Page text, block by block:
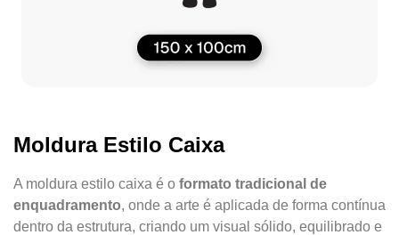
Moldura Estilo Caixa
A moldura estilo caixa é o formato tradicional de
enquadramento, onde a arte é aplicada de forma contínua
dentro da estrutura, criando um visual sólido, equilibrado e